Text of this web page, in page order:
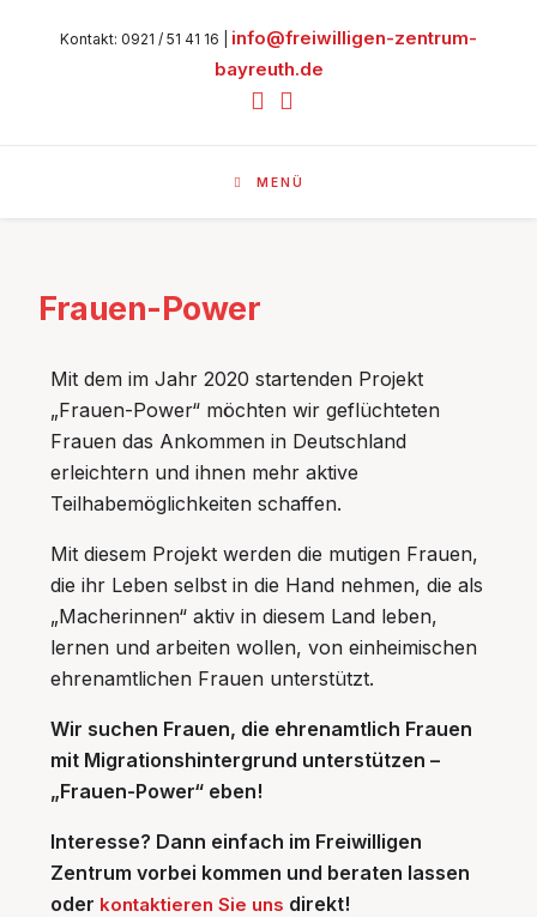
Kontakt: 0921 / 51 41 16 | info@freiwilligen-zentrum-
bayreuth.de
MENÜ
Frauen-Power
Mit dem im Jahr 2020 startenden Projekt
„Frauen-Power“ möchten wir geflüchteten
Frauen das Ankommen in Deutschland
erleichtern und ihnen mehr aktive
Teilhabemöglichkeiten schaffen.
Mit diesem Projekt werden die mutigen Frauen,
die ihr Leben selbst in die Hand nehmen, die als
„Macherinnen“ aktiv in diesem Land leben,
lernen und arbeiten wollen, von einheimischen
ehrenamtlichen Frauen unterstützt.
Wir suchen Frauen, die ehrenamtlich Frauen
mit Migrationshintergrund unterstützen –
„Frauen-Power“ eben!
Interesse? Dann einfach im Freiwilligen
Zentrum vorbei kommen und beraten lassen
oder kontaktieren Sie uns direkt!